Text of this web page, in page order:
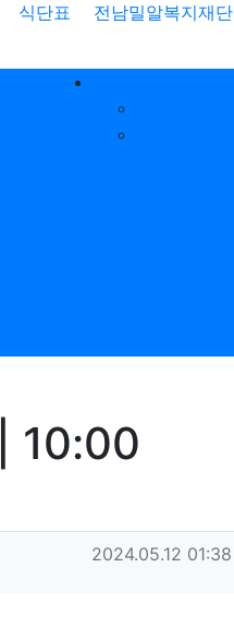
식단표 전남밀알복지재단
10:00
작성일
2024.05.12 01:38